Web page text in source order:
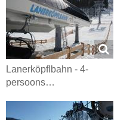
Lanerköpflbahn - 4-
persoons…